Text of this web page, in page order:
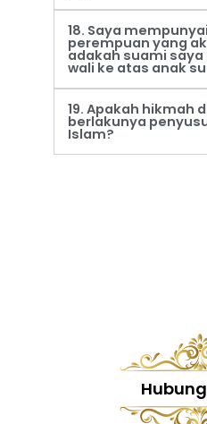
18. Saya
perempuan yang
adakah suami
wali ke atas anak
19. Apakah hikmah
berlakunya
Islam?